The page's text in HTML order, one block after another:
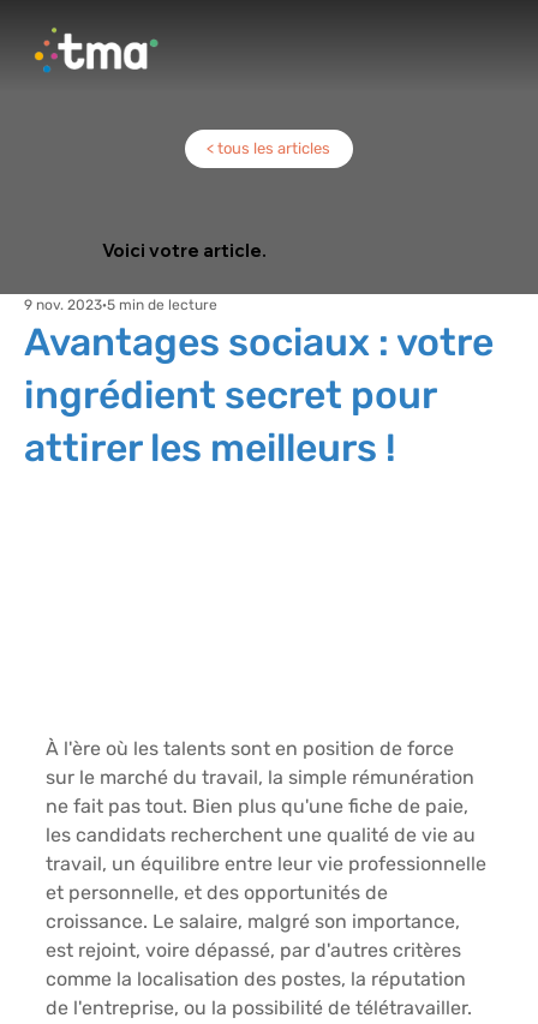
Voici votre article.
< tous les articles
Avantages sociaux : votre
ingrédient secret pour
attirer les meilleurs !
9 nov. 2023 5 min de lecture
À l'ère où les talents sont en position de force
sur le marché du travail, la simple rémunération
ne fait pas tout. Bien plus qu'une fiche de paie,
les candidats recherchent une qualité de vie au
travail, un équilibre entre leur vie professionnelle
et personnelle, et des opportunités de
croissance. Le salaire, malgré son importance,
est rejoint, voire dépassé, par d'autres critères
comme la localisation des postes, la réputation
de l'entreprise, ou la possibilité de télétravailler.